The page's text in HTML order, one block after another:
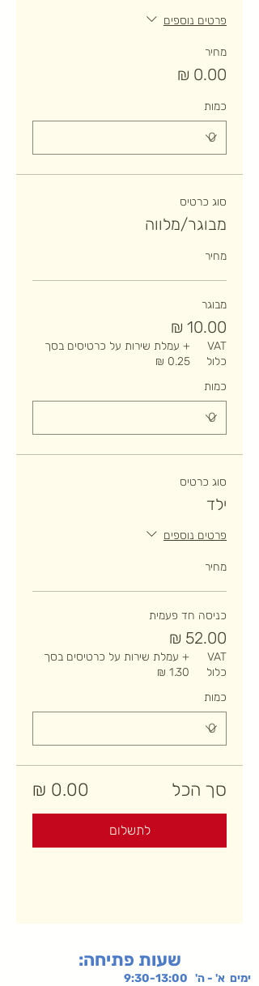
פרטים נוספים
מחיר
כמות
סוג כרטיס
מבוגר/מלווה
מחיר
מבוגר
VAT
כלול
+ עמלת שירות על כרטיסים בסך
‏0.25 ‏₪
כמות
סוג כרטיס
ילד
פרטים נוספים
מחיר
כניסה חד פעמית
VAT
כלול
+ עמלת שירות על כרטיסים בסך
כמות
סך הכל
לתשלום
:שעות פתיחה
ימים א' - ה' 9:30-13:00